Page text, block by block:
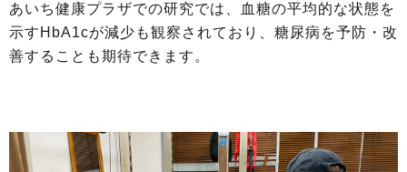
あいち健康プラザでの研究では、血糖の平均的な状態を
示すHbA1cが減少も観察されており、糖尿病を予防・改
善することも期待できます。